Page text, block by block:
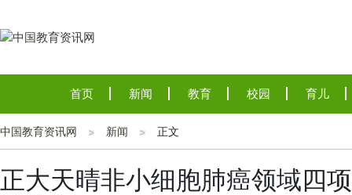
首页 新闻 教育 校园 育儿
中国教育资讯网 新闻 正文
正大天晴非小细胞肺癌领域四